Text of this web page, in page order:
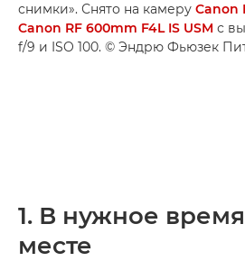
снимки». Снято на камеру Canon
Canon RF 600mm F4L IS USM с
f/9 и ISO 100. © Эндрю Фьюзек
1. В нужное
месте